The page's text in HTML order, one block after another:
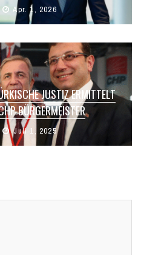
Apr. 1, 2026
JUSTIZ ERMITTELT G
BÜRGERMEISTER
Juli 1, 2025